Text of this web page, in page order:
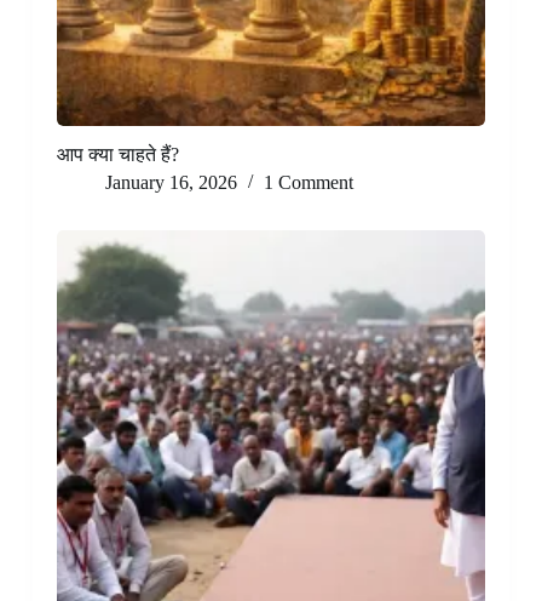
आप क्या चाहते हैं?
January 16, 2026
1 Comment